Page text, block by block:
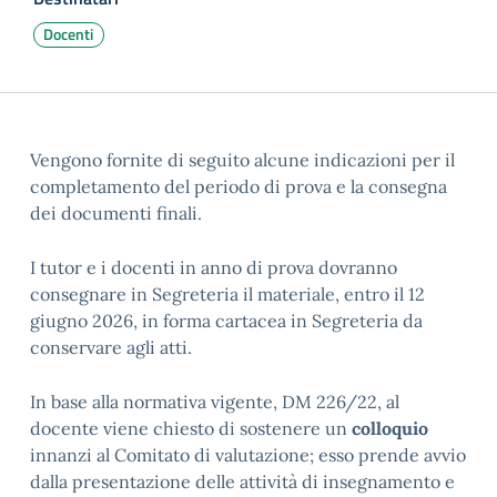
Docenti
Vengono fornite di seguito alcune indicazioni per il
completamento del periodo di prova e la consegna
dei documenti finali.
I tutor e i docenti in anno di prova dovranno
consegnare in Segreteria il materiale, entro il 12
giugno 2026, in forma cartacea in Segreteria da
conservare agli atti.
In base alla normativa vigente, DM 226/22, al
docente viene chiesto di sostenere un colloquio
innanzi al Comitato di valutazione; esso prende avvio
dalla presentazione delle attività di insegnamento e